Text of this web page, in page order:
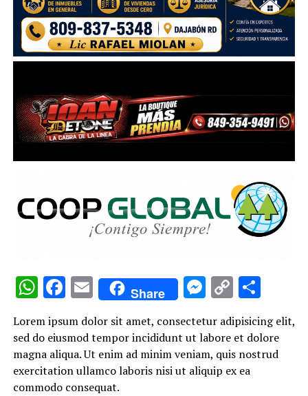
WhatsApp
Facebook
EmailShare
Copy
Lorem ipsum dolor sit amet, consectetur adipisicing elit,
sed do eiusmod tempor incididunt ut labore et dolore
magna aliqua. Ut enim ad minim veniam, quis nostrud
exercitation ullamco laboris nisi ut aliquip ex ea
commodo consequat.